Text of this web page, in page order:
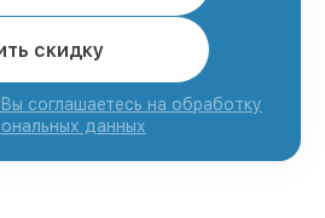
скидку
соглашаетесь на обработку
данных